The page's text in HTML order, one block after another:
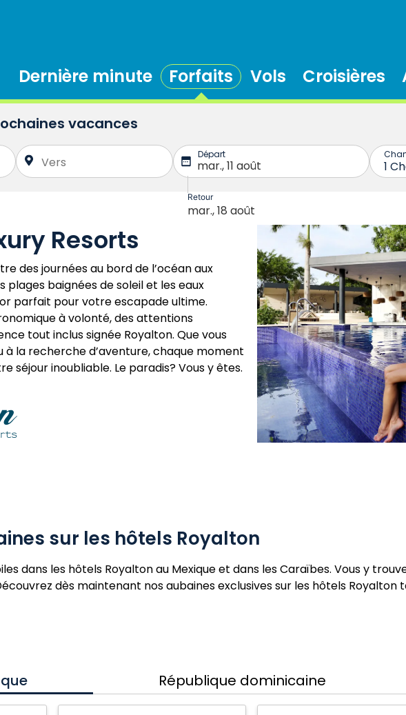
Dernière minute Forfaits Vols Croisières
vacances
Resorts
des journées au bord de l’océan aux
plages baignées de soleil et les eaux
parfait pour votre escapade ultime.
à volonté, des attentions
tout inclus signée Royalton. Que vous
à la recherche d’aventure, chaque moment
séjour inoubliable. Le paradis? Vous y êtes.
sur les hôtels Royalton
dans les hôtels Royalton au Mexique et dans les Caraïbes. Vous y
dès maintenant nos aubaines exclusives sur les hôtels Royalton
République dominicaine